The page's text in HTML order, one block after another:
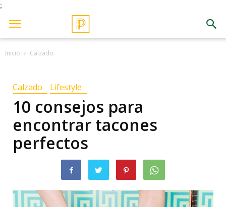
;
Inicio Calzado
Calzado Lifestyle
10 consejos para
encontrar tacones
perfectos